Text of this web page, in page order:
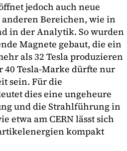
jedoch auch neue
Bereichen, wie in
in der Analytik. So wurden
Magnete gebaut, die ein
als 32 Tesla produzieren
Tesla-Marke dürfte nur
sein. Für die
dies eine ungeheure
und die Strahlführung in
etwa am CERN lässt sich
kompakt